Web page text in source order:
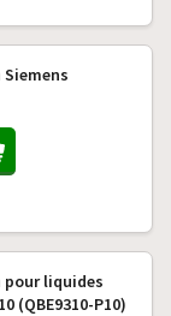
pour liquides
(QBE9310-P10)